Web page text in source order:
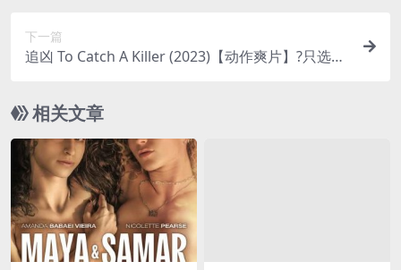
下一篇
追凶 To Catch A Killer (2023)【动作爽片】?只选精
相关文章